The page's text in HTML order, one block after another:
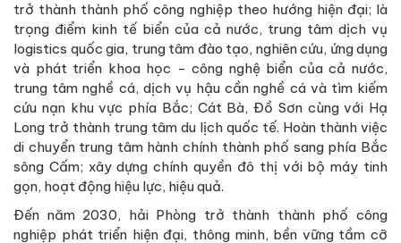
trở thành thành phố công nghiệp theo hướng hiện đại; là
trọng điểm kinh tế biển của cả nước, trung tâm dịch vụ
logistics quốc gia, trung tâm đào tạo, nghiên cứu, ứng dụng
và phát triển khoa học - công nghệ biển của cả nước,
trung tâm nghề cá, dịch vụ hậu cần nghề cá và tìm kiếm
cứu nạn khu vực phía Bắc; Cát Bà, Đồ Sơn cùng với Hạ
Long trở thành trung tâm du lịch quốc tế. Hoàn thành việc
di chuyển trung tâm hành chính thành phố sang phía Bắc
sông Cấm; xây dựng chính quyền đô thị với bộ máy tinh
gọn, hoạt động hiệu lực, hiệu quả.
Đến năm 2030, hải Phòng trở thành thành phố công
nghiệp phát triển hiện đại, thông minh, bền vững tầm cỡ